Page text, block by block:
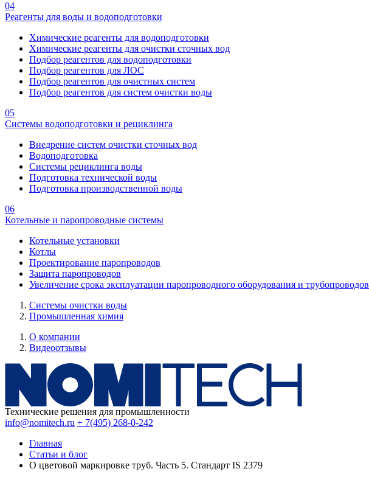
04
Реагенты для воды и водоподготовки
Химические реагенты для водоподготовки
Химические реагенты для очистки сточных вод
Подбор реагентов для водоподготовки
Подбор реагентов для ЛОС
Подбор реагентов для очистных систем
Подбор реагентов для систем очистки воды
05
Системы водоподготовки и рециклинга
Внедрение систем очистки сточных вод
Водоподготовка
Системы рециклинга воды
Подготовка технической воды
Подготовка производственной воды
06
Котельные и паропроводные системы
Котельные установки
Котлы
Проектирование паропроводов
Защита паропроводов
Увеличение срока эксплуатации паропроводного оборудования и трубопроводов
Системы очистки воды
Промышленная химия
О компании
Видеоотзывы
Технические решения для промышленности
info@nomitech.ru + 7(495) 268-0-242
Главная
Статьи и блог
О цветовой маркировке труб. Часть 5. Стандарт IS 2379